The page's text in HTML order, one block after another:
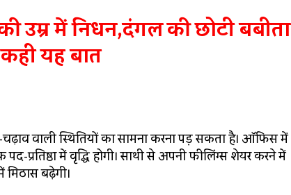
उम्र में निधन,दंगल की छोटी बबीता
यह बात
वाली स्थितियों का सामना करना पड़ सकता है। ऑफिस में
प्रतिष्ठा में वृद्धि होगी। साथी से अपनी फीलिंग्स शेयर करने में
मिठास बढ़ेगी।